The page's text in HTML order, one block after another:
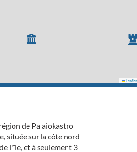
Leaflet
de Palaiokastro
située sur la côte nord
l'île, et à seulement 3